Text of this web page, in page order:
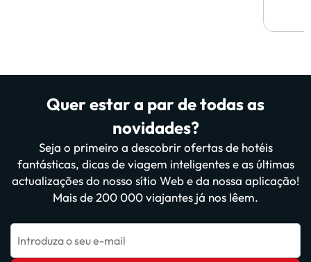
Quer estar a par de todas as
novidades?
Seja o primeiro a descobrir ofertas de hotéis
fantásticas, dicas de viagem inteligentes e as últimas
actualizações do nosso sítio Web e da nossa aplicação!
Mais de 200 000 viajantes já nos lêem.
Introduza o seu e-mail